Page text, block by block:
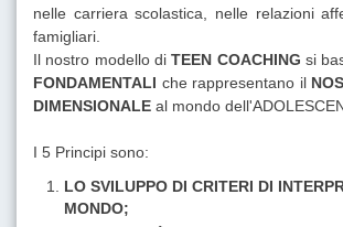
nelle carriera scolastica, nelle relazioni
famigliari.
Il nostro modello diTEEN COACHING si
FONDAMENTALI che rappresentano il
DIMENSIONALE al mondo
I 5 Principi sono:
LO SVILUPPO DI CRITERI DI
MONDO;